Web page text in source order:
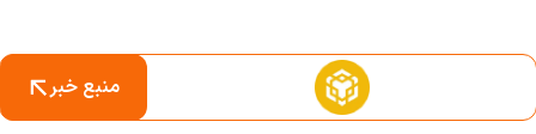
منبع خبر